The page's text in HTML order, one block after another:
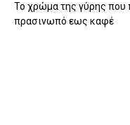
Το χρώμα της γύρης που
πρασινωπό εως καφέ